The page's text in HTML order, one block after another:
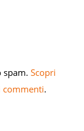
spam. Scopri
commenti.